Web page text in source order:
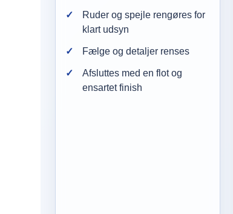
Ruder og spejle rengøres for
klart udsyn
Fælge og detaljer renses
Afsluttes med en flot og
ensartet finish